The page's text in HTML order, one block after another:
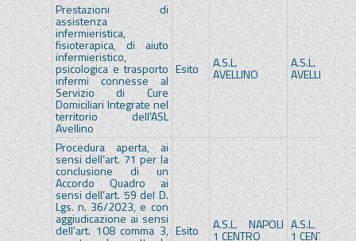
Prestazioni di
assistenza
infermieristica,
fisioterapica, di aiuto
infermieristico,
psicologica e trasporto
infermi connesse al
Servizio di Cure
Domiciliari Integrate nel
territorio dell'ASL
Avellino
Esito A.S.L.
AVELLINO
A.S.L.
AVELLINO
Procedura aperta, ai
sensi dell’art. 71 per la
conclusione di un
Accordo Quadro ai
sensi dell’art. 59 del D.
Lgs. n. 36/2023, e con
aggiudicazione ai sensi
dell’art. 108 comma 3, Esito A.S.L. NAPOLI
1 CENTRO
A.S.L. NAPOLI
1 CENTRO